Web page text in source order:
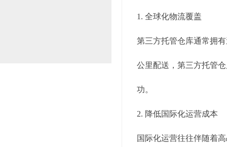
1. 全球化物流覆盖
第三方托管仓库通常拥
公里配送，第三方托管
功。
2. 降低国际化运营成本
国际化运营往往伴随着